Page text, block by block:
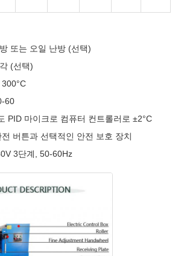
또는 오일 난방 (선택)
(선택)
60
PID 마이크로 컴퓨터 컨트롤러로 ±2°C
버튼과 선택적인 안전 보호 장치
3단계, 50-60Hz